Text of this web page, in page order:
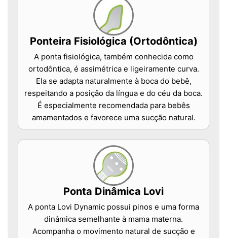
Ponteira Fisiológica (Ortodôntica)
A ponta fisiológica, também conhecida como
ortodôntica, é assimétrica e ligeiramente curva.
Ela se adapta naturalmente à boca do bebê,
respeitando a posição da língua e do céu da boca.
É especialmente recomendada para bebês
amamentados e favorece uma sucção natural.
Ponta Dinâmica Lovi
A ponta Lovi Dynamic possui pinos e uma forma
dinâmica semelhante à mama materna.
Acompanha o movimento natural de sucção e